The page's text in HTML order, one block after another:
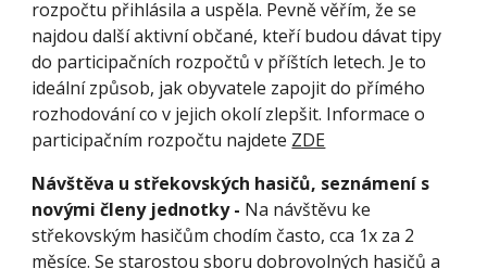
rozpočtu přihlásila a uspěla. Pevně věřím, že se
najdou další aktivní občané, kteří budou dávat tipy
do participačních rozpočtů v příštích letech. Je to
ideální způsob, jak obyvatele zapojit do přímého
rozhodování co v jejich okolí zlepšit. Informace o
participačním rozpočtu najdete ZDE
Návštěva u střekovských hasičů, seznámení s
novými členy jednotky - Na návštěvu ke
střekovským hasičům chodím často, cca 1x za 2
měsíce. Se starostou sboru dobrovolných hasičů a